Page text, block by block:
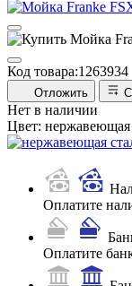
Код товара:1263934
Отложить
Нет в наличии
Цвет: нержавеющая
Оплатите
Оплатите